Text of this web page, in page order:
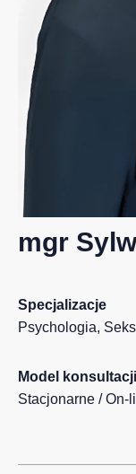
mgr
Specjalizacje
Psychologia,
Model konsultacji
Stacjonarne / On-